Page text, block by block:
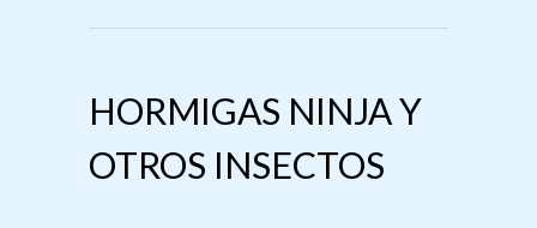
HORMIGAS NINJA Y
OTROS INSECTOS